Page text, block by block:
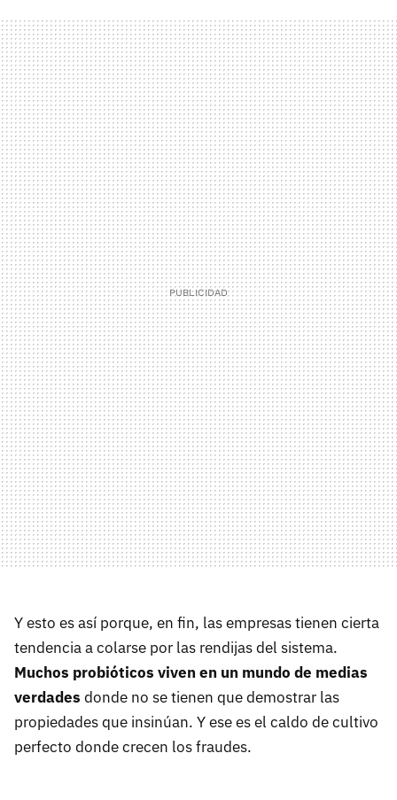
Y esto es así porque, en fin, las empresas tienen cierta
tendencia a colarse por las rendijas del sistema.
Muchos probióticos viven en un mundo de medias
verdades donde no se tienen que demostrar las
propiedades que insinúan. Y ese es el caldo de cultivo
perfecto donde crecen los fraudes.